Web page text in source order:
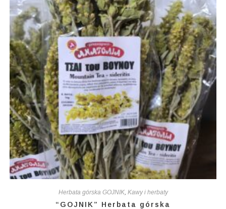
Herbata górska GOJNIK, Kawy i herbaty
“GOJNIK” Herbata górska